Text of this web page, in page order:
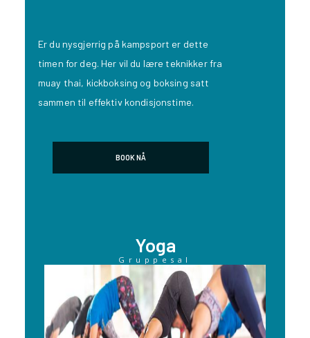
Er du nysgjerrig på kampsport er dette
timen for deg. Her vil du lære teknikker fra
muay thai, kickboksing og boksing satt
sammen til effektiv kondisjonstime.
BOOK NÅ
Yoga
Gruppesal